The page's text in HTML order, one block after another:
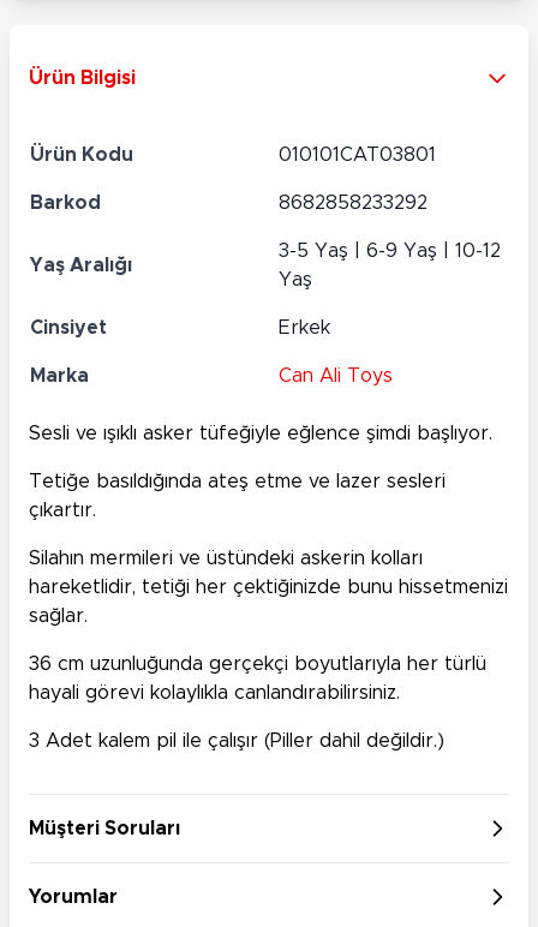
Ürün Bilgisi
Ürün Kodu 010101CAT03801
Barkod 8682858233292
Yaş Aralığı
3-5 Yaş | 6-9 Yaş | 10-12
Yaş
Cinsiyet Erkek
Marka Can Ali Toys
Sesli ve ışıklı asker tüfeğiyle eğlence şimdi başlıyor.
Tetiğe basıldığında ateş etme ve lazer sesleri
çıkartır.
Silahın mermileri ve üstündeki askerin kolları
hareketlidir, tetiği her çektiğinizde bunu hissetmenizi
sağlar.
36 cm uzunluğunda gerçekçi boyutlarıyla her türlü
hayali görevi kolaylıkla canlandırabilirsiniz.
3 Adet kalem pil ile çalışır (Piller dahil değildir.)
Müşteri Soruları
Yorumlar